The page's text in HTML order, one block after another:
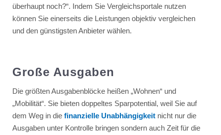
überhaupt noch?“. Indem Sie Vergleichsportale nutzen
können Sie einerseits die Leistungen objektiv vergleichen
und den günstigsten Anbieter wählen.
Große Ausgaben
Die größten Ausgabenblöcke heißen „Wohnen“ und
„Mobilität“. Sie bieten doppeltes Sparpotential, weil Sie auf
dem Weg in die finanzielle Unabhängigkeitnicht nur die
Ausgaben unter Kontrolle bringen sondern auch Zeit für die